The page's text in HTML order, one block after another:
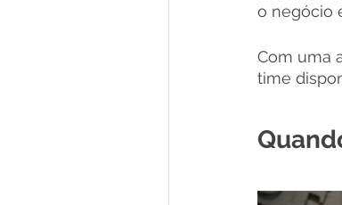
o negócio
Com uma
time